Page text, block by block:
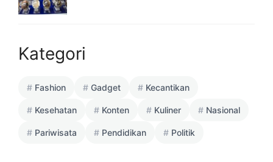
Kategori
Fashion Gadget Kecantikan
Kesehatan Konten Kuliner Nasional
Pariwisata Pendidikan Politik